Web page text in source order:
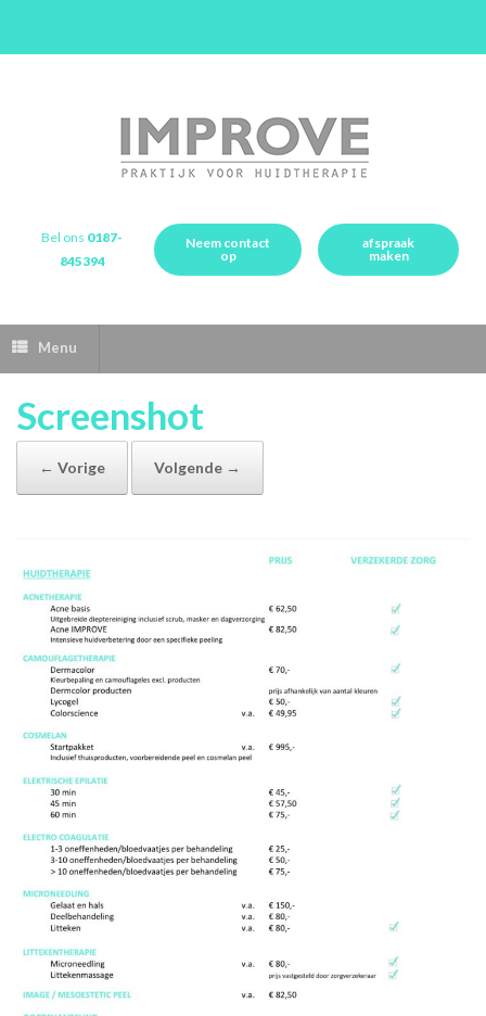
Bel ons 0187-
845394
Neem contact
op
afspraak
maken
Menu
Screenshot
← Vorige Volgende →